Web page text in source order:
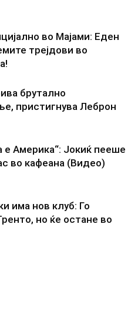
во Мајами: Еден
трејдови во
брутално
пристигнува Леброн
е Америка“: Јокиќ пееше
во кафеана (Видео)
има нов клуб: Го
но ќе остане во